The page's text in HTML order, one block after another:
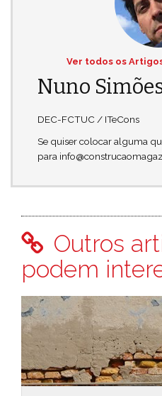
Ver todos os
Nuno
DEC-FCTUC / ITeCons
Se quiser colocar alguma
para
Outros
podem